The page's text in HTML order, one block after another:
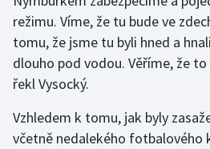
režimu. Víme, že tu bude ve
tomu, že jsme tu byli hned a
dlouho pod vodou. Věříme, že
řekl Vysocký.
Vzhledem k tomu, jak byly
včetně nedalekého fotbalového